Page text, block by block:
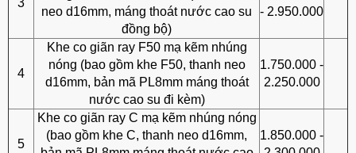
3
neo d16mm, máng thoát nước cao su
đồng bộ)
- 2.950.000
4
Khe co giãn ray F50 mạ kẽm nhúng
nóng (bao gồm khe F50, thanh neo
d16mm, bản mã PL8mm máng thoát
nước cao su đi kèm)
1.750.000 -
2.250.000
5
Khe co giãn ray C mạ kẽm nhúng nóng
(bao gồm khe C, thanh neo d16mm,
1.850.000 -